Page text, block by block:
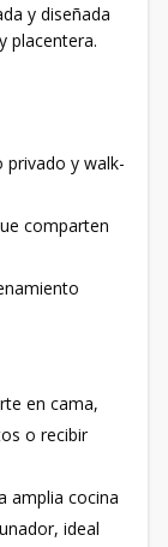
y diseñada
placentera.
privado y walk-
comparten
en cama,
o recibir
amplia cocina
ideal